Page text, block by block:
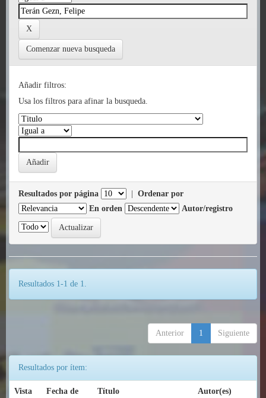
Comenzar nueva busqueda
Añadir filtros:
Usa los filtros para afinar la busqueda.
Resultados por página
Ordenar por
En orden
Autor/registro
Resultados 1-1 de 1.
Anterior 1 Siguiente
Resultados por ítem:
Vista
Fecha de
Título Autor(es)